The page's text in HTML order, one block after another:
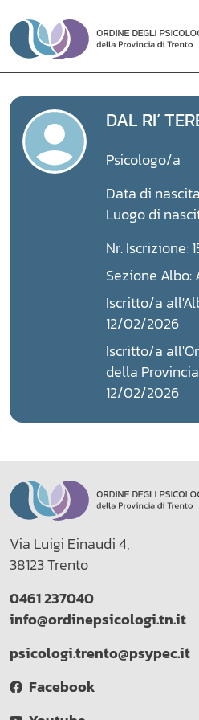
Vai
DAL RI’
Psicologo/a
Data di
Luogo di
Nr. Iscrizione:
Sezione Albo:
Iscritto/a
12/02/2026
Iscritto/a
della
12/02/2026
Via Luigi Einaudi 4,
38123 Trento
0461 237040
info@ordinepsicologi.tn.it
psicologi.trento@psypec.it
Facebook